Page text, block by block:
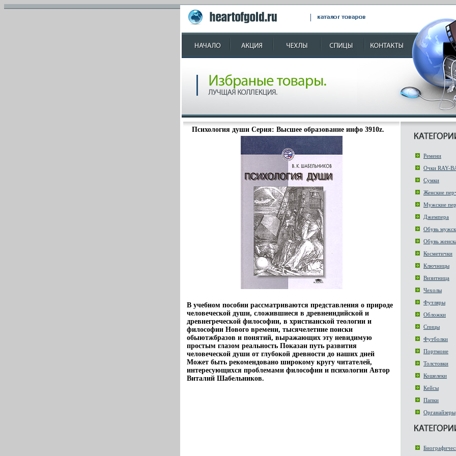
Психология души Серия: Высшее образование инфо 3910z.
В учебном пособии рассматриваются представления о природе
человеческой души, сложившиеся в древнеиндийской и
древнегреческой философии, в христианской теологии и
философии Нового времени, тысячелетние поиски
обыютжбразов и понятий, выражающих эту невидимую
простым глазом реальность Показан путь развития
человеческой души от глубокой древности до наших дней
Может быть рекомендовано широкому кругу читателей,
интересующихся проблемами философии и психологии Автор
Виталий Шабельников.
Ремени
Очки RAY-
Сумки
Женские
Мужские
Джемпера
Обувь
Обувь
Косметички
Ключницы
Визитница
Чехолы
Футляры
Обложки
Спицы
Футболки
Портмоне
Толстовки
Кошелеки
Кейсы
Папки
Органайзеры